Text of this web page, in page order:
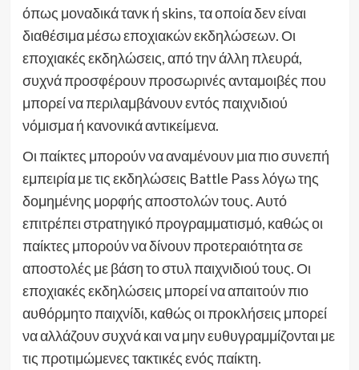
όπως μοναδικά τανκ ή skins, τα οποία δεν είναι
διαθέσιμα μέσω εποχιακών εκδηλώσεων. Οι
εποχιακές εκδηλώσεις, από την άλλη πλευρά,
συχνά προσφέρουν προσωρινές ανταμοιβές που
μπορεί να περιλαμβάνουν εντός παιχνιδιού
νόμισμα ή κανονικά αντικείμενα.
Οι παίκτες μπορούν να αναμένουν μια πιο συνεπή
εμπειρία με τις εκδηλώσεις Battle Pass λόγω της
δομημένης μορφής αποστολών τους. Αυτό
επιτρέπει στρατηγικό προγραμματισμό, καθώς οι
παίκτες μπορούν να δίνουν προτεραιότητα σε
αποστολές με βάση το στυλ παιχνιδιού τους. Οι
εποχιακές εκδηλώσεις μπορεί να απαιτούν πιο
αυθόρμητο παιχνίδι, καθώς οι προκλήσεις μπορεί
να αλλάζουν συχνά και να μην ευθυγραμμίζονται με
τις προτιμώμενες τακτικές ενός παίκτη.